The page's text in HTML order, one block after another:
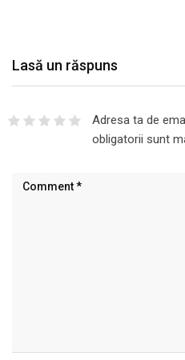
Lasă un răspuns
Adresa ta de
obligatorii sunt